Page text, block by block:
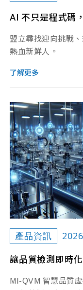
AI 不只是程式碼
盟立尋找迎向挑戰
熱血新鮮人。
了解更多
產品資訊
讓品質檢測即時
MI-QVM 智慧品質